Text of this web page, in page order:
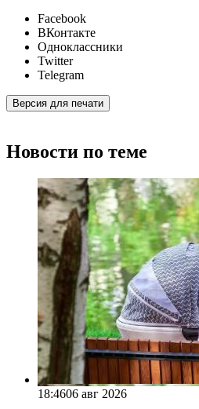
Facebook
ВКонтакте
Одноклассники
Twitter
Telegram
Версия для печати
Новости по теме
18:4606 авг 2026